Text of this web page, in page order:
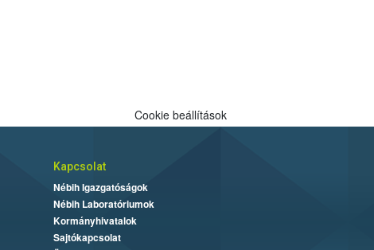
Cookie beállítások
Kapcsolat
Nébih Igazgatóságok
Nébih Laboratóriumok
Kormányhivatalok
Sajtókapcsolat